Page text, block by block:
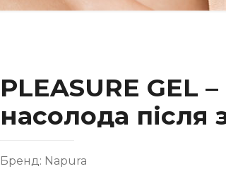
PLEASURE GEL
насолода після
Бренд: Napura